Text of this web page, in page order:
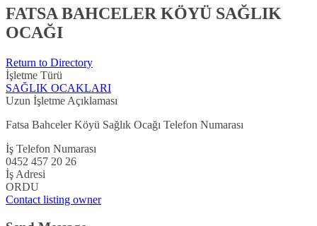
FATSA BAHCELER KÖYÜ SAĞLIK
OCAĞI
Return to Directory
İşletme Türü
SAĞLIK OCAKLARI
Uzun İşletme Açıklaması
Fatsa Bahceler Köyü Sağlık Ocağı Telefon Numarası
İş Telefon Numarası
0452 457 20 26
İş Adresi
ORDU
Contact listing owner